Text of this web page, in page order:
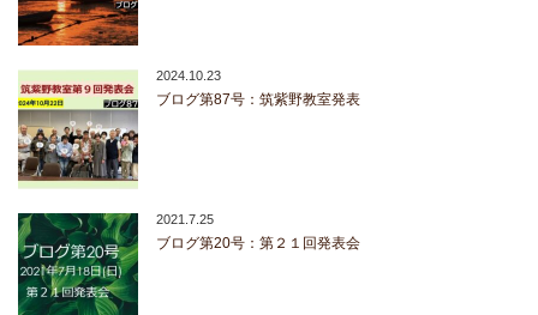
2024.10.23
ブログ第87号：筑紫野教室発表
2021.7.25
ブログ第20号：第２１回発表会